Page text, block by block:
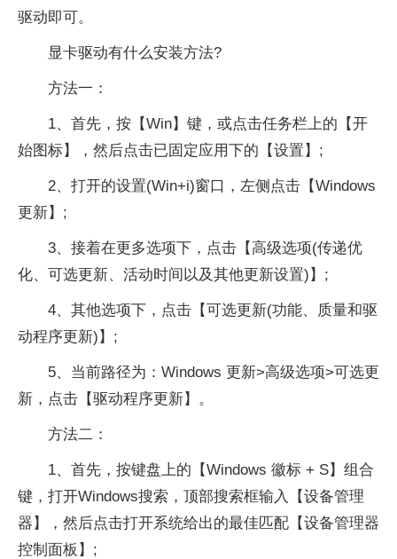
驱动即可。
显卡驱动有什么安装方法?
方法一：
1、首先，按【Win】键，或点击任务栏上的【开
始图标】，然后点击已固定应用下的【设置】;
2、打开的设置(Win+i)窗口，左侧点击【Windows
更新】;
3、接着在更多选项下，点击【高级选项(传递优
化、可选更新、活动时间以及其他更新设置)】;
4、其他选项下，点击【可选更新(功能、质量和驱
动程序更新)】;
5、当前路径为：Windows 更新>高级选项>可选更
新，点击【驱动程序更新】。
方法二：
1、首先，按键盘上的【Windows 徽标 + S】组合
键，打开Windows搜索，顶部搜索框输入【设备管理
器】，然后点击打开系统给出的最佳匹配【设备管理器
控制面板】;